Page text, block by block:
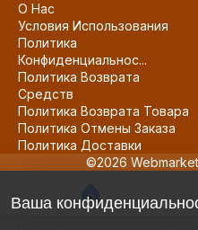
О Нас
Условия Использования
Политика
Конфиденциальнос...
Политика Возврата
Средств
Политика Возврата Товара
Политика Отмены Заказа
Политика Доставки
©2026
Ваша